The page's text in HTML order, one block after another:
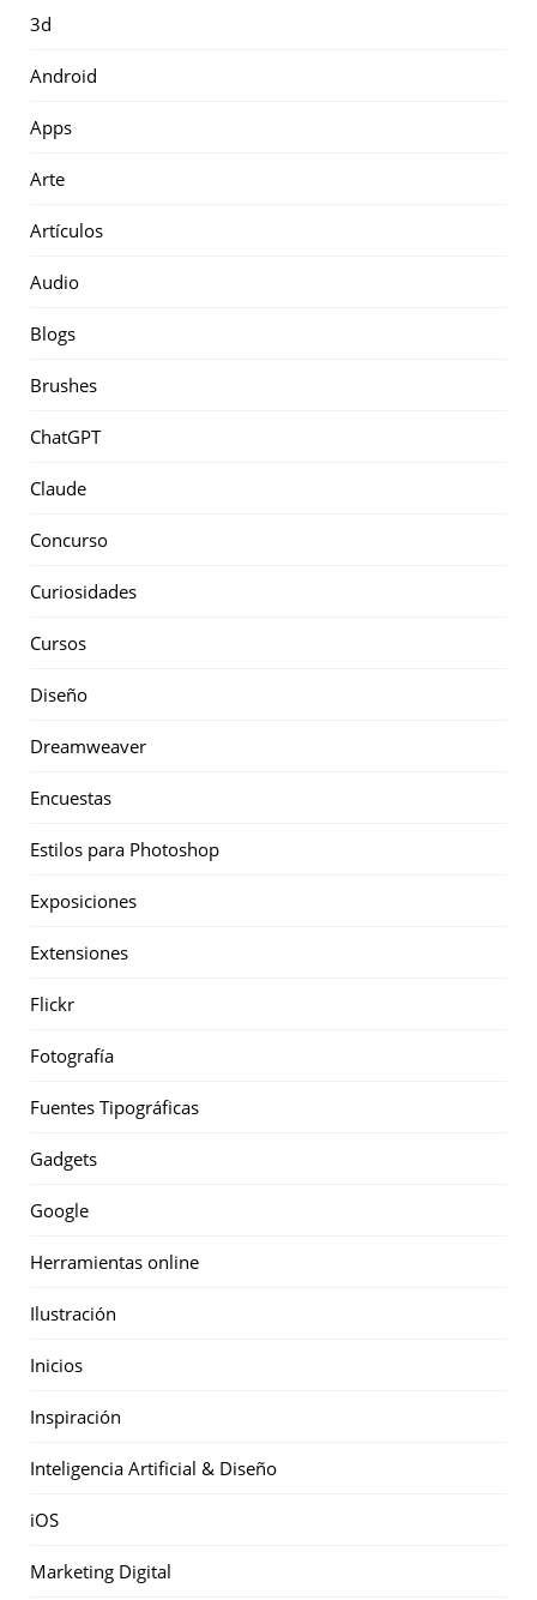
3d
Android
Apps
Arte
Artículos
Audio
Blogs
Brushes
ChatGPT
Claude
Concurso
Curiosidades
Cursos
Diseño
Dreamweaver
Encuestas
Estilos para Photoshop
Exposiciones
Extensiones
Flickr
Fotografía
Fuentes Tipográficas
Gadgets
Google
Herramientas online
Ilustración
Inicios
Inspiración
Inteligencia Artificial & Diseño
iOS
Marketing Digital